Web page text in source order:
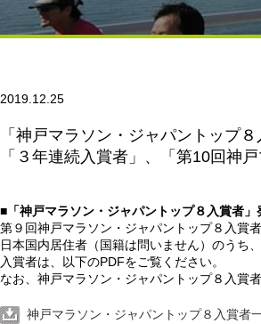
2019.12.25
「神戸マラソン・ジャパントップ
「３年連続入賞者」、「第10回神
■「神戸マラソン・ジャパントップ８入賞者」
第９回神戸マラソン・ジャパントップ８入賞者
日本国内居住者（国籍は問いません）のうち
入賞者は、以下のPDFをご覧ください。
なお、神戸マラソン・ジャパントップ８入賞
神戸マラソン・ジャパントップ８入賞者